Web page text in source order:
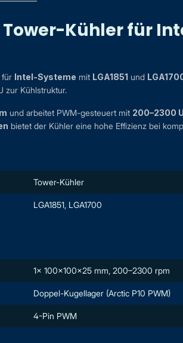
Kühler für
für Intel-Systeme mit LGA1851 und
zur Kühlstruktur.
und arbeitet PWM-gesteuert mit 200–2300
bietet der Kühler eine hohe Effizienz bei
Tower-Kühler
LGA1851, LGA1700
1x 100x100x25 mm, 200–2300 rpm
Doppel-Kugellager (Arctic P10 PWM)
4-Pin PWM